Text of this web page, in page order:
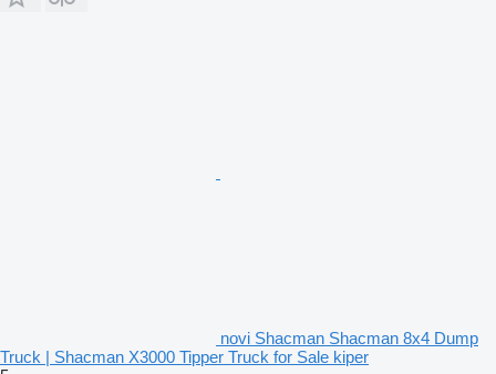
novi Shacman Shacman 8x4 Dump
Truck | Shacman X3000 Tipper Truck for Sale kiper